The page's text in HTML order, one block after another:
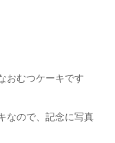
おむつケーキです
なので、記念に写真